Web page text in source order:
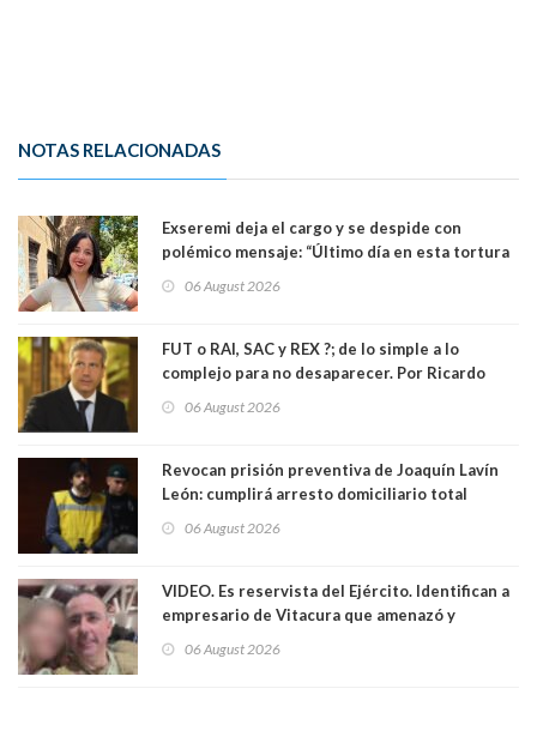
NOTAS RELACIONADAS
Exseremi deja el cargo y se despide con
polémico mensaje: “Último día en esta tortura
06 August 2026
FUT o RAI, SAC y REX ?; de lo simple a lo
complejo para no desaparecer. Por Ricardo
06 August 2026
Revocan prisión preventiva de Joaquín Lavín
León: cumplirá arresto domiciliario total
06 August 2026
VIDEO. Es reservista del Ejército. Identifican a
empresario de Vitacura que amenazó y
al "ring raja". Se trata de Andrés Arrieta y la
06 August 2026